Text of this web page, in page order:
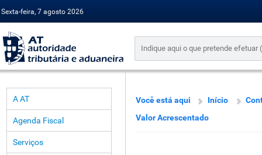
Sexta-feira, 7 agosto 2026
A AT
Agenda Fiscal
Serviços
Você está aqui Início
Valor Acrescentado